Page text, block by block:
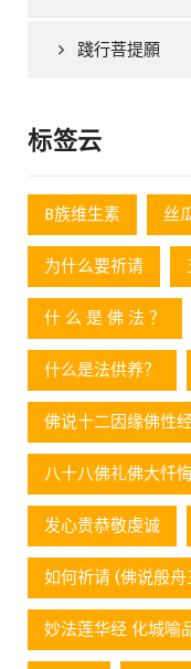
踐行菩提願
标签云
B族维生素 丝
为什么要祈请
什 么 是 佛 法 ？
什么是法供养？
佛说十二因缘佛性
八十八佛礼佛大忏
发心贵恭敬虔诚
如何祈请 (佛说般舟
妙法莲华经 化城喻